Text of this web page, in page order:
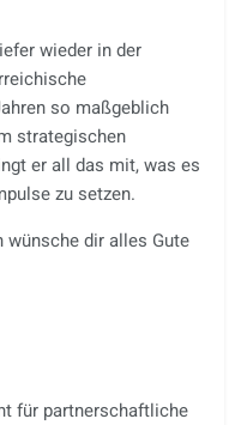
wieder in der
so maßgeblich
strategischen
er all das mit, was es
zu setzen.
wünsche dir alles Gute
für partnerschaftliche